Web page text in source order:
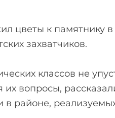
цветы к памятнику
захватчиков.
классов не
вопросы,
в районе,